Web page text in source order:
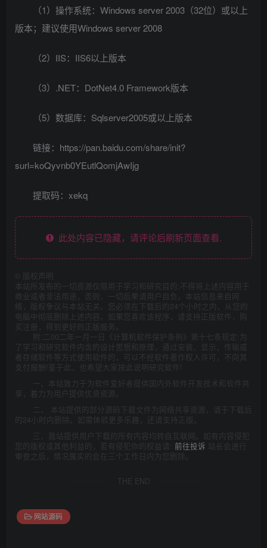
（1）操作系统：Windows server 2003（32位）或以上
版本；建议使用Windows server 2008
（2）IIS：IIS6以上版本
（3）.NET：DotNet4.0 Framework版本
（5）数据库：Sqlserver2005或以上版本
链接：https://pan.baidu.com/share/init?
surl=koQyvnb0YEutlQomjAwIjg
提取码：xekq
此处内容已隐藏，请评论后刷新页面查看.
版权声明
本站所发布的一切资源仅限用于学习和研究目的;不得将上述内容用于
商业或者非法用途，否则，一切后果请用户自负。本站信息来自网
络，版权争议与本站无关。您必须在下载后的24个小时之内，从您的
电脑中彻底删除上述内容。如果您喜欢该程序，请支持正版软件，购
买注册，得到更好的正版服务。
附:二00二年一月一日《计算机软件保护条例》第十七条规定:为
了学习和研究软件内含的设计思想和原理，通过安装、显示、传输或
者存储软件等方式使用软件的，可以不经软件著作权人许可，不向其
支付报酬!鉴于此，也希望大家按此说明研究软件!
一、本站致力于为软件爱好者提供国内外软件开发技术和软件共
享，着力为用户提供优资资源。
二、 本站提供的部分源码下载文件为网络共享资源，请于下载后
的24小时内删除。如需体验更多乐趣，还请支持正版。
三、我站提供用户下载的所有内容均转自互联网。如有内容侵犯
您的版权或其他利益的，若有侵犯你的权益请: 前往投诉 站长会进行
审查之后，情况属实的会在三个工作日内为您删除。
THE END
网站源码